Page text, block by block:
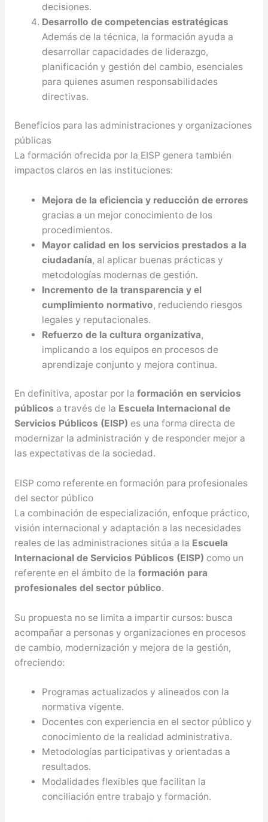
decisiones.
Desarrollo de competencias estratégicas
Además de la técnica, la formación ayuda a
desarrollar capacidades de liderazgo,
planificación y gestión del cambio, esenciales
para quienes asumen responsabilidades
directivas.
Beneficios para las administraciones y organizaciones
públicas
La formación ofrecida por la EISP genera también
impactos claros en las instituciones:
Mejora de la eficiencia y reducción de errores
gracias a un mejor conocimiento de los
procedimientos.
Mayor calidad en los servicios prestados a la
ciudadanía, al aplicar buenas prácticas y
metodologías modernas de gestión.
Incremento de la transparencia y el
cumplimiento normativo, reduciendo riesgos
legales y reputacionales.
Refuerzo de la cultura organizativa,
implicando a los equipos en procesos de
aprendizaje conjunto y mejora continua.
En definitiva, apostar por la formación en servicios
públicos a través de la Escuela Internacional de
Servicios Públicos (EISP) es una forma directa de
modernizar la administración y de responder mejor a
las expectativas de la sociedad.
EISP como referente en formación para profesionales
del sector público
La combinación de especialización, enfoque práctico,
visión internacional y adaptación a las necesidades
reales de las administraciones sitúa a la Escuela
Internacional de Servicios Públicos (EISP) como un
referente en el ámbito de la formación para
profesionales del sector público.
Su propuesta no se limita a impartir cursos: busca
acompañar a personas y organizaciones en procesos
de cambio, modernización y mejora de la gestión,
ofreciendo:
Programas actualizados y alineados con la
normativa vigente.
Docentes con experiencia en el sector público y
conocimiento de la realidad administrativa.
Metodologías participativas y orientadas a
resultados.
Modalidades flexibles que facilitan la
conciliación entre trabajo y formación.